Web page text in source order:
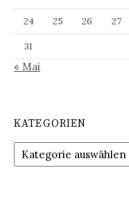
24
25 26 27
31
« Mai
KATEGORIEN
Kategorien